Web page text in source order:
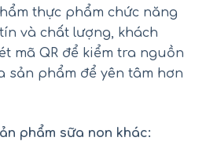
thực phẩm chức năng
và chất lượng, khách
mã QR để kiểm tra nguồn
sản phẩm để yên tâm hơn
phẩm sữa non khác: